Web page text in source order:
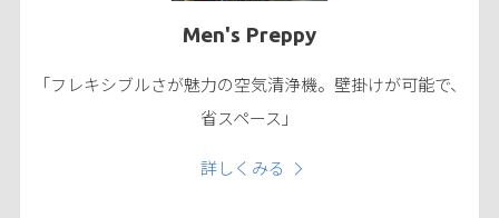
Men's Preppy
「フレキシブルさが魅力の空気清浄機。壁掛けが可能で、
省スペース」
詳しくみる